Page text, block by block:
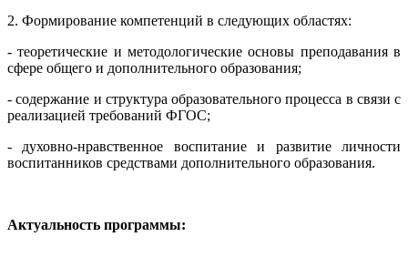
2. Формирование компетенций в следующих областях:
- теоретические и методологические основы преподавания в
сфере общего и дополнительного образования;
- содержание и структура образовательного процесса в связи с
реализацией требований ФГОС;
- духовно-нравственное воспитание и развитие личности
воспитанников средствами дополнительного образования.
Актуальность программы: